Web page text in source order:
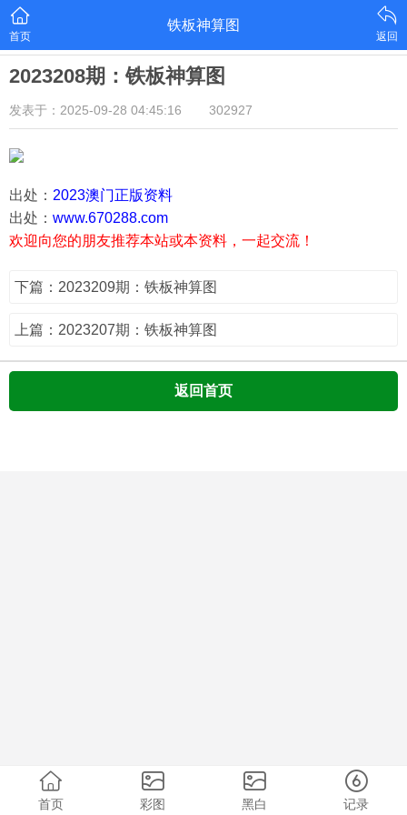
首页
铁板神算图
返回
2023208期：铁板神算图
发表于：2025-09-28 04:45:16 302927
出处： 2023澳门正版资料
出处： www.670288.com
欢迎向您的朋友推荐本站或本资料，一起交流！
下篇：2023209期：铁板神算图
上篇：2023207期：铁板神算图
返回首页
首页 彩图 黑白 记录